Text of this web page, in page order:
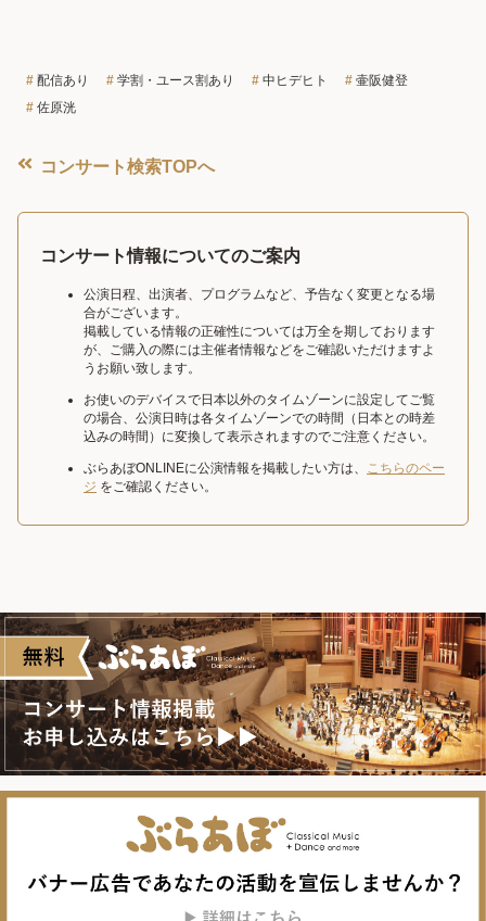
配信あり 学割・ユース割あり 中ヒデヒト
壷阪健登
佐原洸
コンサート検索TOPへ
コンサート情報についてのご案内
公演日程、出演者、プログラムなど、予告なく変更となる場
合がございます。
掲載している情報の正確性については万全を期しております
が、ご購入の際には主催者情報などをご確認いただけますよ
うお願い致します。
お使いのデバイスで日本以外のタイムゾーンに設定してご覧
の場合、公演日時は各タイムゾーンでの時間（日本との時差
込みの時間）に変換して表示されますのでご注意ください。
ぶらあぼONLINEに公演情報を掲載したい方は、 こちらのペー
ジ をご確認ください。